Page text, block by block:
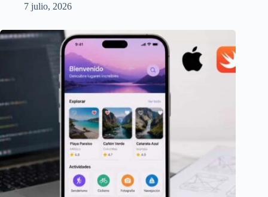
7 julio, 2026